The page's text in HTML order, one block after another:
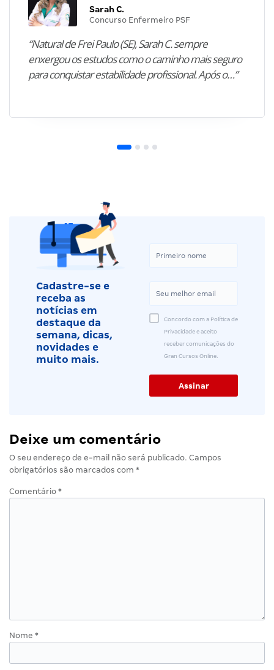
Sarah C.
Concurso Enfermeiro PSF
“Natural de Frei Paulo (SE), Sarah C. sempre
enxergou os estudos como o caminho mais seguro
para conquistar estabilidade profissional. Após o…”
Cadastre-se e
receba as
notícias em
destaque da
semana, dicas,
novidades e
muito mais.
Concordo com a Política de
Privacidade e aceito
receber comunicações do
Gran Cursos Online.
Deixe um comentário
O seu endereço de e-mail não será publicado. Campos
obrigatórios são marcados com *
Comentário *
Nome *